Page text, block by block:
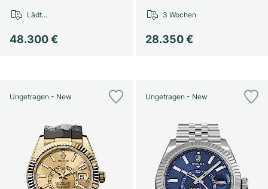
48.300 €
Lädt...
28.350 €
3 Wochen
Ungetragen - New Ungetragen - New